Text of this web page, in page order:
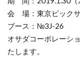
会 場：東京ビック
ブース：№3J-26
オサダコーポレーシ
たします。